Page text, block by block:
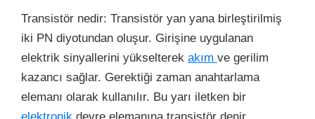
Transistör nedir: Transistör yan yana birleştirilmiş
iki PN diyotundan oluşur. Girişine uygulanan
elektrik sinyallerini yükselterek akım ve gerilim
kazancı sağlar. Gerektiği zaman anahtarlama
elemanı olarak kullanılır. Bu yarı iletken bir